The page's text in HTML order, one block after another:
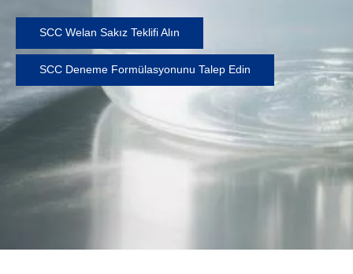
SCC Welan Sakız Teklifi Alın
SCC Deneme Formülasyonunu Talep Edin